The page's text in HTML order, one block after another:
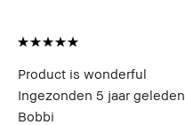
Product is wonderful
Ingezonden 5 jaar geleden
Bobbi